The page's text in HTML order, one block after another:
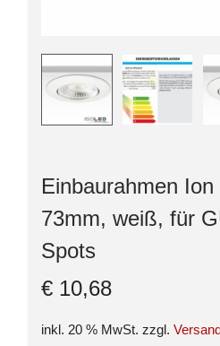
Einbaurahmen
73mm, weiß, für
Spots
€ 10,68
inkl. 20 % MwSt. zzgl.